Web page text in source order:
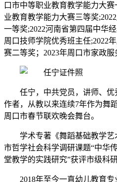
口市中等职业教育教学能力大
业教育教学能力大赛三等奖
一等奖;2022河南省第四届中华
周口技师学院优秀班主任;2022
赛二等奖；2023年周口市家政
任宁，中共党员，讲师、
作者，从教以来连续7年作为舞
周口市春节联欢晚会舞台。
学术专著《舞蹈基础教学艺
市哲学社会科学调研课题“中华
堂教学的实践研究”获评市级科
2018年至今一直幼儿教育